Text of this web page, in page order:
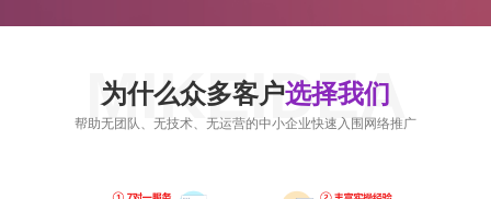
为什么众多客户选择我们
帮助无团队、无技术、无运营的中小企业快速入围网络推广
MIKEIDEA